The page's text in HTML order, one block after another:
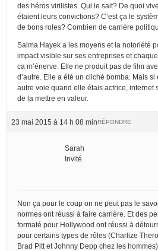
des héros virilistes. Qui le sait? De quoi
étaient leurs convictions? C’est ça le
de bons roles? Combien de carrière
Salma Hayek a les moyens et la notoriété
impact visible sur ses entreprises et
ca m’énerve. Elle ne produit pas de film
d’autre. Elle a été un cliché bomba. Mais
autre voie quand elle étais actrice, internet
de la mettre en valeur.
23 mai 2015 à 14 h 08 minRÉPONDRE
Sarah
Invité
Non ça pour le coup on ne peut pas le
normes ont réussi à faire carrière. Et des
formaté pour Hollywood ont réussi à
pour certains types de rôles (Charlize
Brad Pitt et Johnny Depp chez les hommes).